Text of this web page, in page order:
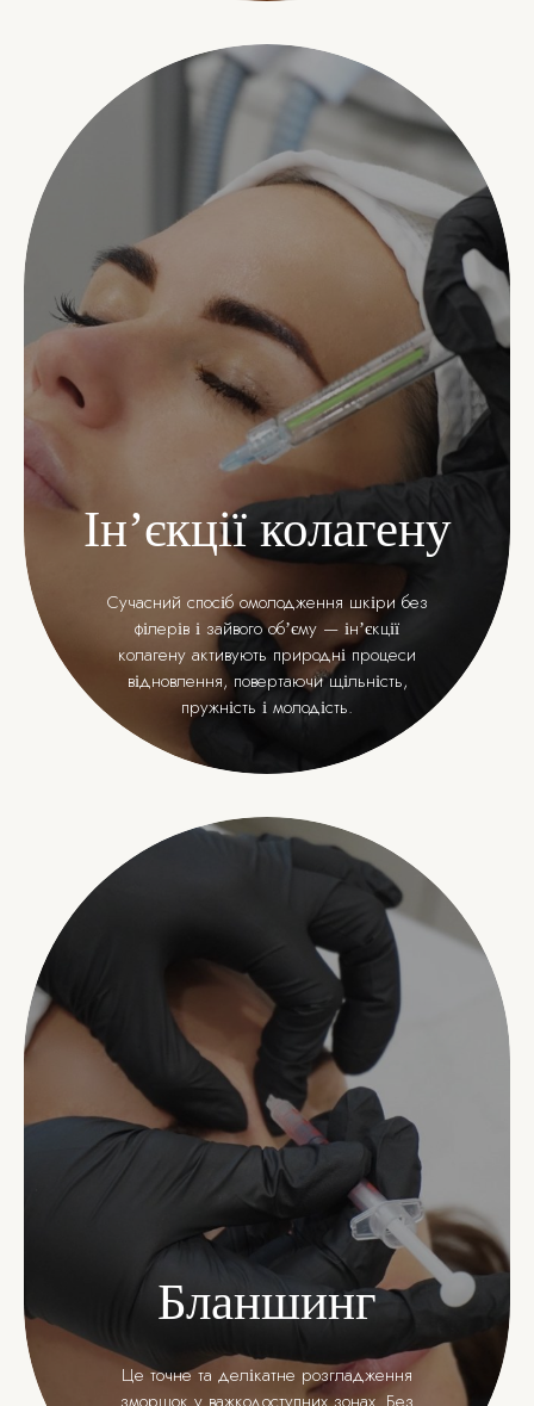
Інʼєкції колагену
Сучасний спосіб омолодження шкіри без
філерів і зайвого обʼєму — інʼєкції
колагену активують природні процеси
відновлення, повертаючи щільність,
пружність і молодість.
Бланшинг
Це точне та делікатне розгладження